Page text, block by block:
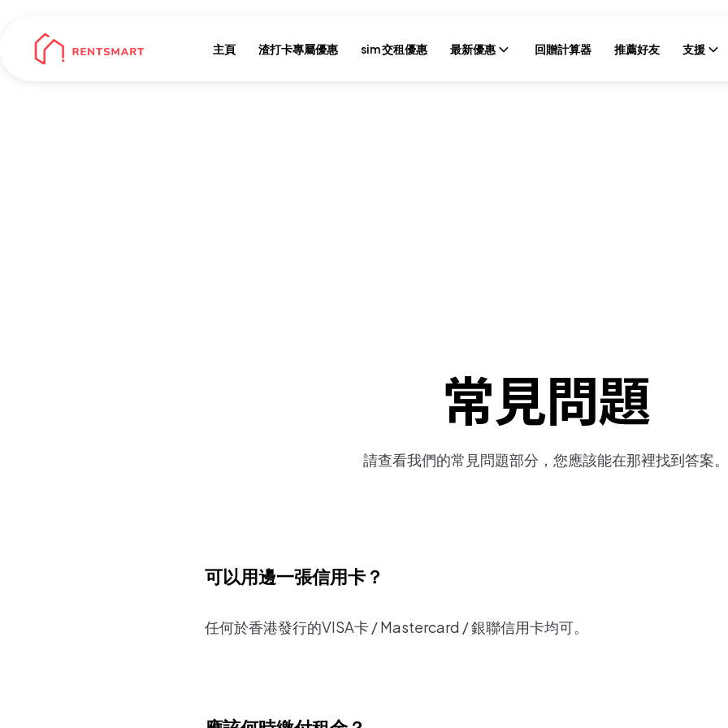
主頁 渣打卡專屬優惠 sim 交租優惠 最新優惠 回贈計算器 推薦好友 支援
常見問題
請查看我們的常見問題部分，您應該能在那裡找到答案。
可以用邊一張信用卡？
任何於香港發行的VISA卡 / Mastercard / 銀聯信用卡均可。